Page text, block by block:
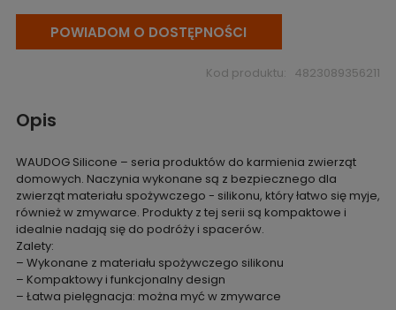
POWIADOM O DOSTĘPNOŚCI
Kod produktu: 4823089356211
Opis
WAUDOG Silicone – seria produktów do karmienia zwierząt
domowych. Naczynia wykonane są z bezpiecznego dla
zwierząt materiału spożywczego - silikonu, który łatwo się myje,
również w zmywarce. Produkty z tej serii są kompaktowe i
idealnie nadają się do podróży i spacerów.
Zalety:
– Wykonane z materiału spożywczego silikonu
– Kompaktowy i funkcjonalny design
– Łatwa pielęgnacja: można myć w zmywarce